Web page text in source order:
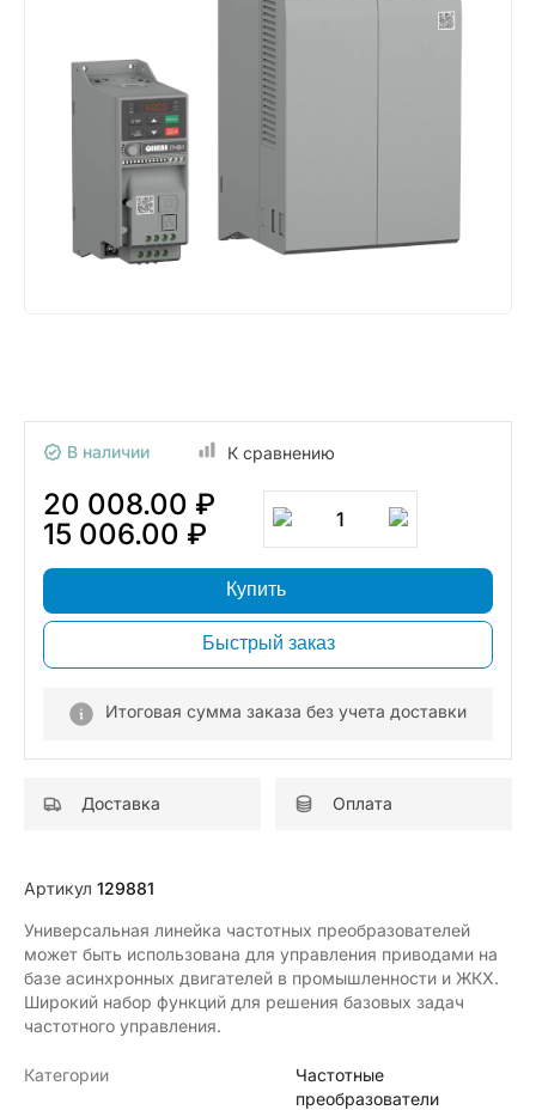
В наличии К сравнению
20 008.00 ₽
15 006.00 ₽
1
Купить
Быстрый заказ
Итоговая сумма заказа без учета доставки
Доставка Оплата
Артикул 129881
Универсальная линейка частотных преобразователей
может быть использована для управления приводами на
базе асинхронных двигателей в промышленности и ЖКХ.
Широкий набор функций для решения базовых задач
частотного управления.
Категории
Частотные
преобразователи